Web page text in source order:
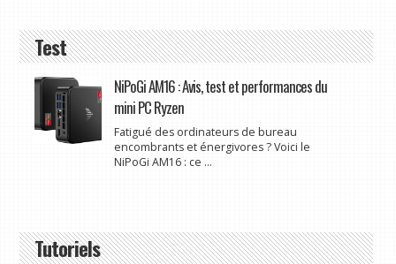
Test
NiPoGi AM16 : Avis, test et performances du
mini PC Ryzen
Fatigué des ordinateurs de bureau
encombrants et énergivores ? Voici le
NiPoGi AM16 : ce ...
Tutoriels